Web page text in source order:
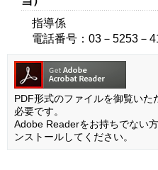
指導係
電話番号：03－5253－
PDF形式のファイルを御覧い
必要です。
Adobe Readerをお持ちでない
ンストールしてください。